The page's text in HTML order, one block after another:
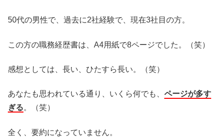
50代の男性で、過去に2社経験で、現在3社目の方。
この方の職務経歴書は、A4用紙で8ページでした。（笑）
感想としては、長い、ひたすら長い。（笑）
あなたも思われている通り、いくら何でも、 ページが多す
ぎる。（笑）
全く、要約になっていません。